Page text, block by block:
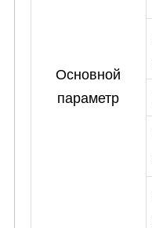
Основной
параметр